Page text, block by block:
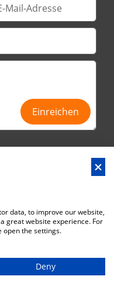
Ind Park, Stadt Liaobu,
China
Park Songshan Lake,
Co., Ltd. Alle Rechte
data, to improve our website,
great website experience. For
open the settings.
Deny